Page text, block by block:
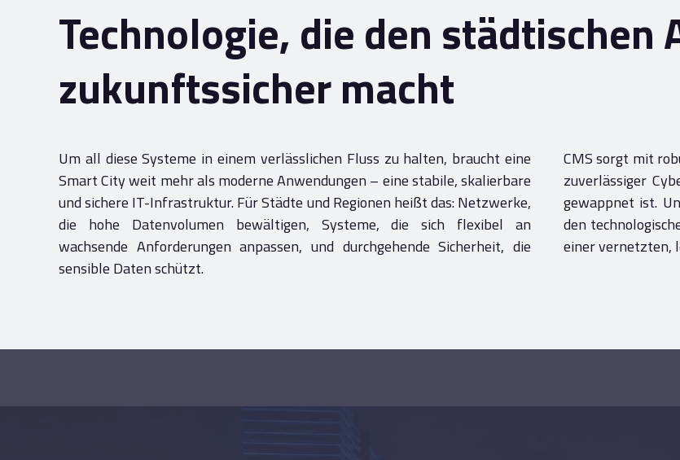
Technologie, die den
zukunftssicher macht
Um all diese Systeme in einem verlässlichen Fluss zu halten, braucht eine
Smart City weit mehr als moderne Anwendungen – eine stabile, skalierbare
und sichere IT-Infrastruktur. Für Städte und Regionen heißt das: Netzwerke,
die hohe Datenvolumen bewältigen, Systeme, die sich flexibel an
wachsende Anforderungen anpassen, und durchgehende Sicherheit, die
sensible Daten schützt.
CMS sorgt mit
zuverlässiger
gewappnet ist.
den
einer vernetzten,